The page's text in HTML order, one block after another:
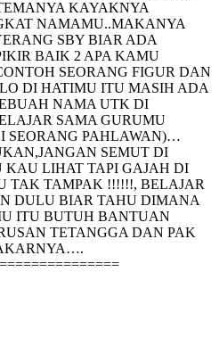
KAYAKNYA
NAMAMU..MAKANYA
SBY BIAR ADA
BAIK 2 APA KAMU
SEORANG FIGUR DAN
DI HATIMU ITU MASIH ADA
NAMA UTK DI
SAMA GURUMU
SEORANG PAHLAWAN)…
SEMUT DI
KAU LIHAT TAPI GAJAH DI
TAK TAMPAK !!!!!!, BELAJAR
DULU BIAR TAHU DIMANA
ITU BUTUH BANTUAN
TETANGGA DAN PAK